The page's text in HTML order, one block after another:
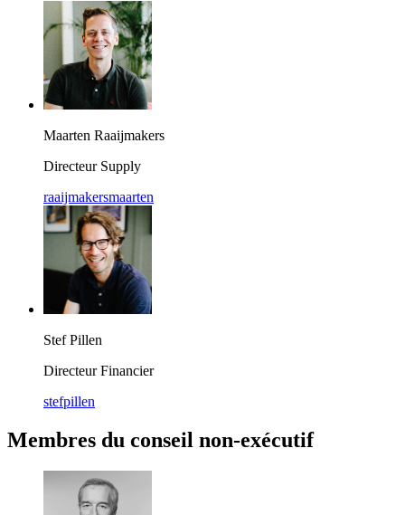
Maarten Raaijmakers
Directeur Supply
raaijmakersmaarten
Stef Pillen
Directeur Financier
stefpillen
Membres du conseil non-exécutif